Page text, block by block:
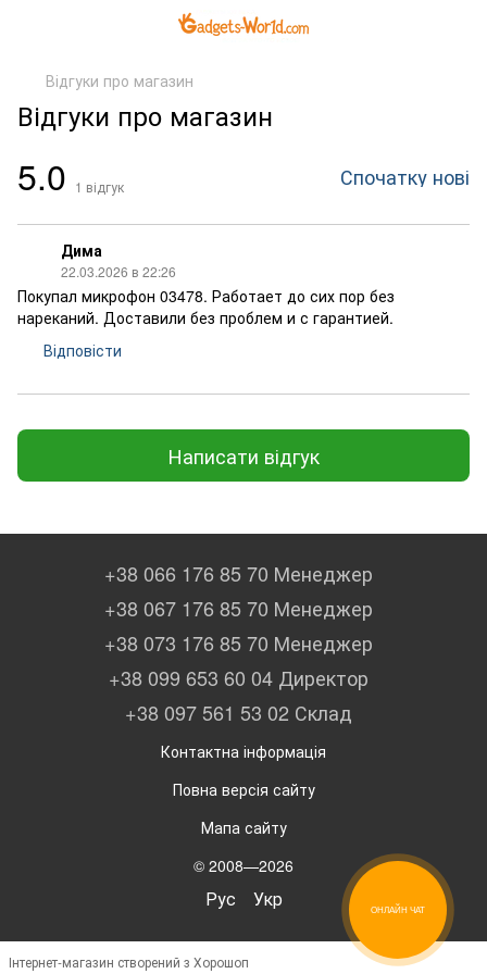
Відгуки про магазин
Відгуки про магазин
5.0 1 відгук Спочатку нові
Дима
22.03.2026 в 22:26
Покупал микрофон 03478. Работает до сих пор без
нареканий. Доставили без проблем и с гарантией.
Відповісти
Написати відгук
+38 066 176 85 70 Менеджер
+38 067 176 85 70 Менеджер
+38 073 176 85 70 Менеджер
+38 099 653 60 04 Директор
+38 097 561 53 02 Склад
Контактна інформація
Повна версія сайту
Мапа сайту
© 2008—2026
Рус Укр
Інтернет-магазин створений з Хорошоп
ОНЛАЙН ЧАТ